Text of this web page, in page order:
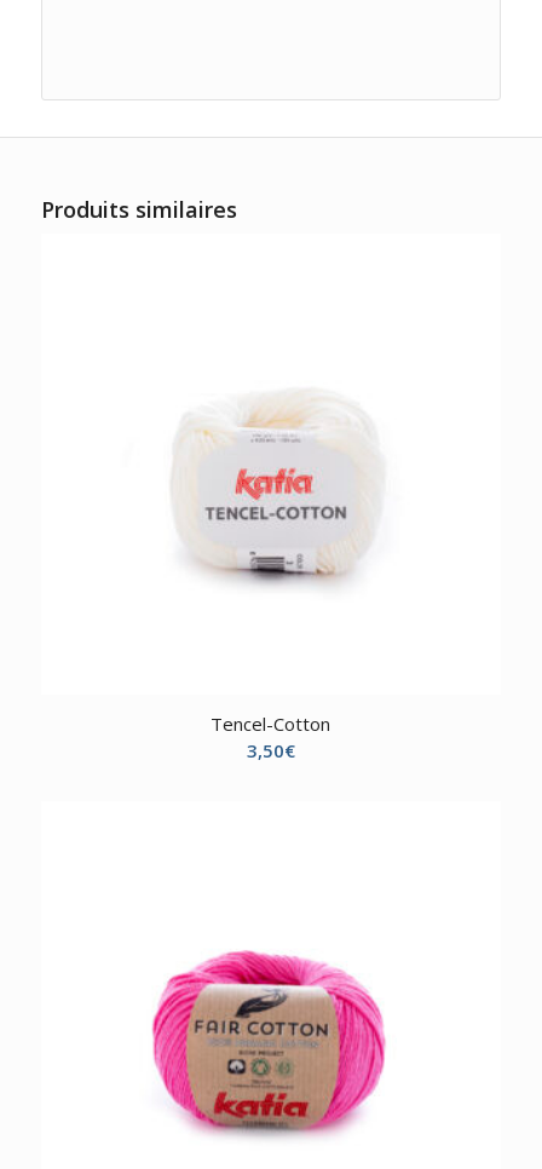
Produits similaires
Tencel-Cotton
3,50€